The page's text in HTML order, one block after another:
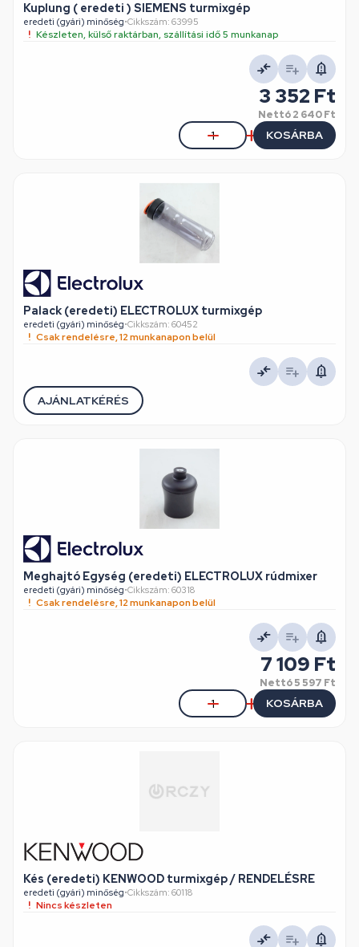
Kuplung ( eredeti ) SIEMENS turmixgép
eredeti (gyári) minőség•Cikkszám: 63995
Készleten, külső raktárban, szállítási idő 5 munkanap
3 352 Ft
Nettó2 640 Ft
KOSÁRBA
Palack (eredeti) ELECTROLUX turmixgép
eredeti (gyári) minőség•Cikkszám: 60452
Csak rendelésre, 12 munkanapon belül
AJÁNLATKÉRÉS
Meghajtó Egység (eredeti) ELECTROLUX rúdmixer
eredeti (gyári) minőség•Cikkszám: 60318
Csak rendelésre, 12 munkanapon belül
7 109 Ft
Nettó5 597 Ft
KOSÁRBA
Kés (eredeti) KENWOOD turmixgép / RENDELÉSRE
eredeti (gyári) minőség•Cikkszám: 60118
Nincs készleten